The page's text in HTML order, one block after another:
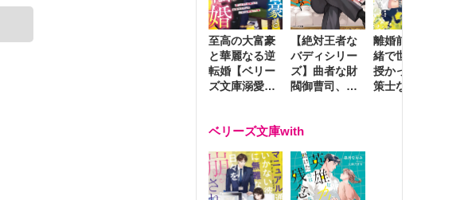
至高の大富豪
と華麗なる逆
転婚【ベリー
ズ文庫溺愛ア
【絶対王者な
バディシリー
ズ】曲者な財
閥御曹司、笑
激烈愛で貫く
離婚前夜に内
緒で世継ぎを
授かったら～
策士な御曹司
ベリーズ文庫with